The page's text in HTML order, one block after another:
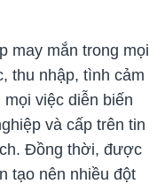
may mắn trong mọi
thu nhập, tình cảm
việc diễn biến
và cấp trên tin
Đồng thời, được
tạo nên nhiều đột